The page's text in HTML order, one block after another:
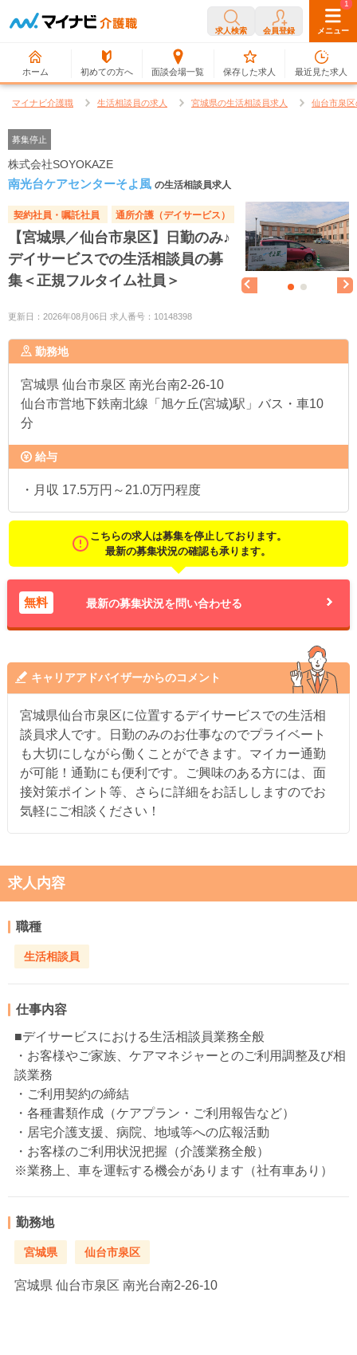
求人検索 会員登録 メニュー
ホーム 初めての方へ 面談会場一覧
0
保存した求人
1
最近見た求人
マイナビ介護職 生活相談員の求人 宮城県の生活相談員求人 仙台市泉
募集停止
株式会社SOYOKAZE
南光台ケアセンターそよ風 の生活相談員求人
契約社員・嘱託社員 通所介護（デイサービス）
【宮城県／仙台市泉区】日勤のみ♪
デイサービスでの生活相談員の募
集＜正規フルタイム社員＞
更新日：2026年08月06日 求人番号：10148398
勤務地
宮城県 仙台市泉区 南光台南2-26-10
仙台市営地下鉄南北線「旭ケ丘(宮城)駅」バス・車10
分
給与
・月収 17.5万円～21.0万円程度
こちらの求人は募集を停止しております。
最新の募集状況の確認も承ります。
無料 最新の募集状況を問い合わせる
キャリアアドバイザーからのコメント
宮城県仙台市泉区に位置するデイサービスでの生活相
談員求人です。日勤のみのお仕事なのでプライベート
も大切にしながら働くことができます。マイカー通勤
が可能！通勤にも便利です。ご興味のある方には、面
接対策ポイント等、さらに詳細をお話ししますのでお
気軽にご相談ください！
求人内容
職種
生活相談員
仕事内容
■デイサービスにおける生活相談員業務全般
・お客様やご家族、ケアマネジャーとのご利用調整及び相
談業務
・ご利用契約の締結
・各種書類作成（ケアプラン・ご利用報告など）
・居宅介護支援、病院、地域等への広報活動
・お客様のご利用状況把握（介護業務全般）
※業務上、車を運転する機会があります（社有車あり）
勤務地
宮城県 仙台市泉区
宮城県 仙台市泉区 南光台南2-26-10